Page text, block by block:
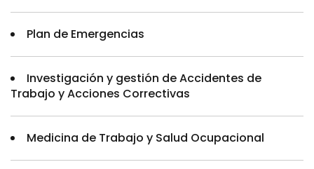
Plan de Emergencias
Investigación y gestión de Accidentes de
Trabajo y Acciones Correctivas
Medicina de Trabajo y Salud Ocupacional